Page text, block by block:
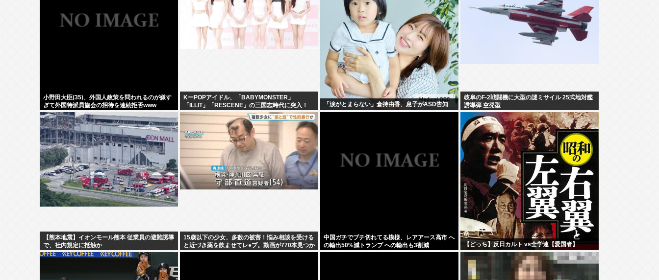
小野田大臣(35)、外国人政策を問われるのが嫌す
ぎて外国特派員協会の招待を連続拒否www
KーPOPアイドル、「BABYMONSTER」
「ILLIT」「RESCENE」の三国志時代に突入！
「涙がとまらない」倉持由香、息子がASD告知
岐阜のF-2戦闘機に大型の謎ミサイル 25式地対艦
誘導弾 空発型
【熊本地震】イオンモール熊本 従業員の避難誘導
で、社内規定に抵触か
15歳以下の少女、多数の被害！悩み相談を受ける
と近づき薬を飲ませてレ●プ。動画が770本見つか
り被害少女多数
中国ガチでブチ切れてる模様、レアアース高市 へ
の輸出50%減トランプ への輸出も3割減
【どっち】反日カルト vs全学連【愛国者】